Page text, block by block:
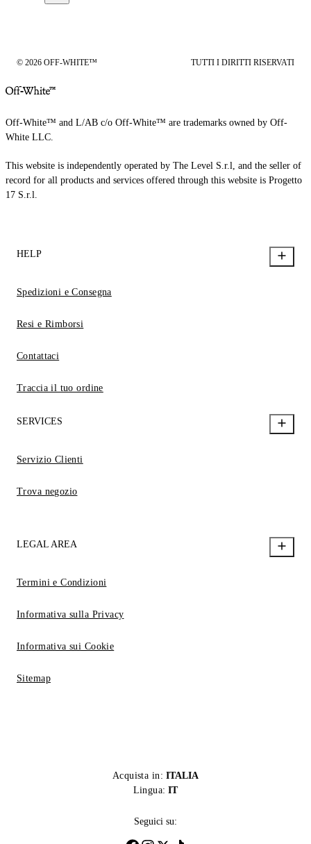
© 2026 OFF-WHITE™ TUTTI I DIRITTI RISERVATI
Off-White™ and L/AB c/o Off-White™ are trademarks owned by Off-
White LLC.
This website is independently operated by The Level S.r.l, and the seller of
record for all products and services offered through this website is Progetto
17 S.r.l.
HELP
Spedizioni e Consegna
Resi e Rimborsi
Contattaci
Traccia il tuo ordine
SERVICES
Servizio Clienti
Trova negozio
LEGAL AREA
Termini e Condizioni
Informativa sulla Privacy
Informativa sui Cookie
Sitemap
Acquista in: ITALIA
Lingua: IT
Seguici su: